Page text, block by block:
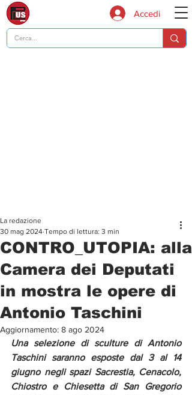
Accedi
CONTRO_UTOPIA: alla
Camera dei Deputati
in mostra le opere di
Antonio Taschini
La redazione
30 mag 2024 Tempo di lettura: 3 min
Aggiornamento: 8 ago 2024
Una selezione di sculture di Antonio
Taschini saranno esposte dal 3 al 14
giugno negli spazi Sacrestia, Cenacolo,
Chiostro e Chiesetta di San Gregorio